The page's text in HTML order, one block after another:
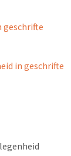
geschrifte
in geschrifte